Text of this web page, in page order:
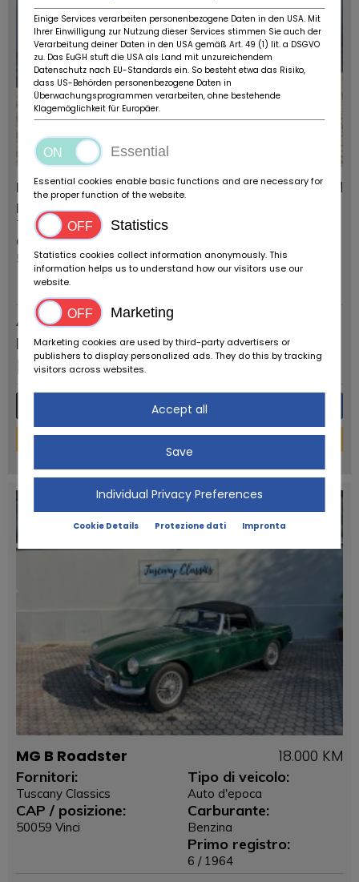
FIAT Balilla 4 marce Berlina 22.000 KM
Fornitori:
Tuscany Classics
CAP / posizione:
50059 Vinci Benzina
Primo registro:
Annuncio
permanente
EUR11.500,-
Finanziamento
powered bytarifcheck
MG B Roadster 18.000 KM
Fornitori:
Tuscany Classics
CAP / posizione:
50059 Vinci
Tipo di veicolo:
Auto d'epoca
Carburante:
Benzina
Primo registro:
6 / 1964
Einige Services verarbeiten personenbezogene Daten in den USA. Mit
Ihrer Einwilligung zur Nutzung dieser Services stimmen Sie auch der
Verarbeitung deiner Daten in den USA gemäß Art. 49 (1) lit. a DSGVO
zu. Das EuGH stuft die USA als Land mit unzureichendem
Datenschutz nach EU-Standards ein. So besteht etwa das Risiko,
dass US-Behörden personenbezogene Daten in
Überwachungsprogrammen verarbeiten, ohne bestehende
Klagemöglichkeit für Europäer.
Essential
Essential cookies enable basic functions and are necessary for
the proper function of the website.
Statistics
Statistics cookies collect information anonymously. This
information helps us to understand how our visitors use our
website.
Marketing
Marketing cookies are used by third-party advertisers or
publishers to display personalized ads. They do this by tracking
visitors across websites.
Accept all
Save
Individual Privacy Preferences
Cookie Details Protezione dati Impronta